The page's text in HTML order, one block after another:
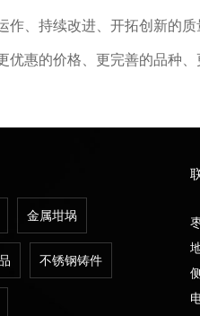
作、持续改进、开拓创新的
优惠的价格、更完善的品种
金属坩埚
不锈钢铸件